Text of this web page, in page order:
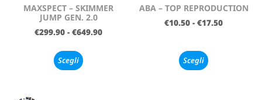
MAXSPECT – SKIMMER
JUMP GEN. 2.0
€299.90 - €649.90
Scegli
ABA – TOP REPRODUCTION
€10.50 - €17.50
Scegli